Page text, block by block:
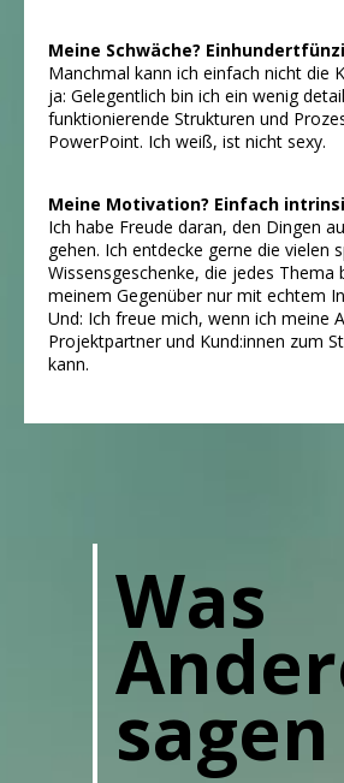
Meine Schwäche?
Manchmal kann ich einfach nicht die
ja: Gelegentlich bin ich ein wenig
funktionierende Strukturen und
PowerPoint. Ich weiß, ist nicht sexy.
Meine Motivation? Einfach
Ich habe Freude daran, den Dingen
gehen. Ich entdecke gerne die vielen
Wissensgeschenke, die jedes Thema
meinem Gegenüber nur mit echtem
Und: Ich freue mich, wenn ich meine
Projektpartner und Kund:innen zum
kann.
Was
sagen